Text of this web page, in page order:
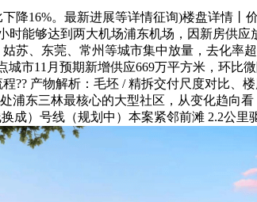
16%。最新进展等详情征询)楼盘详情丨
能够达到两大机场浦东机场，因新房供
苏、东莞、常州等城市集中放量，去化率
市11月预期新增供应669万平方米，环比
?? 产物解析：毛坯 / 精拆交付尺度对比、
浦东三林最核心的大型社区，从变化趋向
）号线（规划中）本案紧邻前滩 2.2公